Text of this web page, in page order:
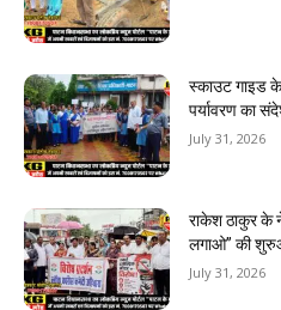
स्काउट गाइड के
पर्यावरण का
July 31, 2026
राकेश ठाकुर के
लगाओ” की
July 31, 2026